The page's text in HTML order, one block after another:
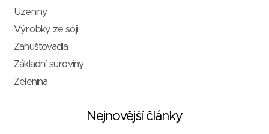
Uzeniny
Výrobky ze sóji
Zahušťovadla
Základní suroviny
Zelenina
Nejnovější články